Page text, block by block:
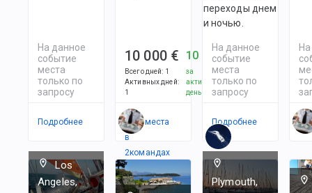
На данное
событие
места
только по
запросу
Подробнее
10 000 €
Всего дней: 1
Активных дней:
1
10 000 €
за
активный
день
Есть места
в
2командах
переходы днем
и ночью.
На данное
событие
места
только по
запросу
Подробнее
Los
Angeles,
Plymouth,